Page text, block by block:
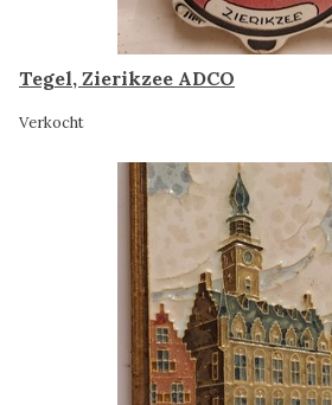
Tegel, Zierikzee ADCO
Verkocht